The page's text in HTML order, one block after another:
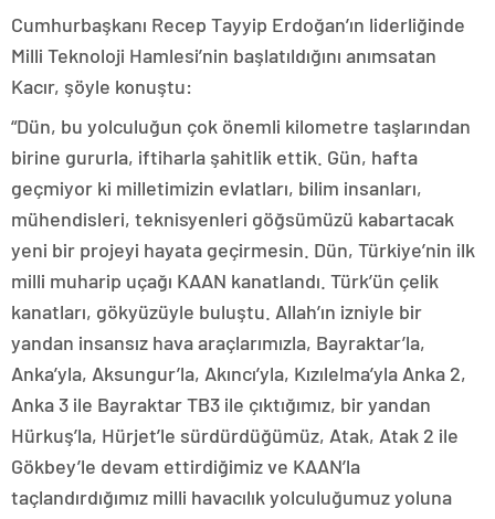
Cumhurbaşkanı Recep Tayyip Erdoğan’ın liderliğinde
Milli Teknoloji Hamlesi’nin başlatıldığını anımsatan
Kacır, şöyle konuştu:
“Dün, bu yolculuğun çok önemli kilometre taşlarından
birine gururla, iftiharla şahitlik ettik. Gün, hafta
geçmiyor ki milletimizin evlatları, bilim insanları,
mühendisleri, teknisyenleri göğsümüzü kabartacak
yeni bir projeyi hayata geçirmesin. Dün, Türkiye’nin ilk
milli muharip uçağı KAAN kanatlandı. Türk’ün çelik
kanatları, gökyüzüyle buluştu. Allah’ın izniyle bir
yandan insansız hava araçlarımızla, Bayraktar’la,
Anka’yla, Aksungur’la, Akıncı’yla, Kızılelma’yla Anka 2,
Anka 3 ile Bayraktar TB3 ile çıktığımız, bir yandan
Hürkuş’la, Hürjet’le sürdürdüğümüz, Atak, Atak 2 ile
Gökbey’le devam ettirdiğimiz ve KAAN’la
taçlandırdığımız milli havacılık yolculuğumuz yoluna